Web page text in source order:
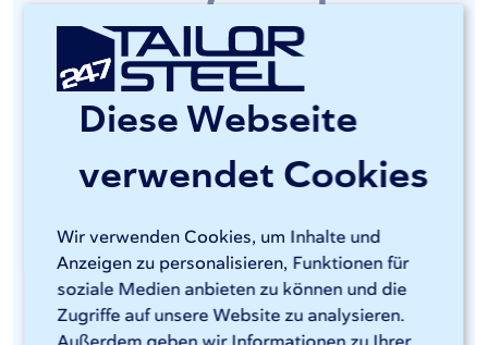
Diese Webseite
verwendet Cookies
Wir verwenden Cookies, um Inhalte und
Anzeigen zu personalisieren, Funktionen für
soziale Medien anbieten zu können und die
Zugriffe auf unsere Website zu analysieren.
Um scharfe Kanten an Blechen nach dem
zu entfernen, bietet 247TailorSteel bei Bedarf auch
eine Kantenbearbeitung als Nachbearbeitungsschritt
an. Dies ist u.a. für die Lebensmittelindustrie und für zu
beschichtende Materialien unerlässlich. Die